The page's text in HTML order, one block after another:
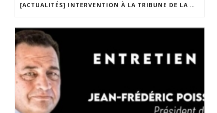
[ACTUALITÉS] INTERVENTION À LA TRIBUNE DE LA MOBILISATION CONTRE LA CONSTITUTIONNALISATION DE L’IVG